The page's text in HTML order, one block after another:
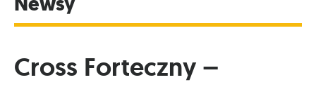
Cross Forteczny –